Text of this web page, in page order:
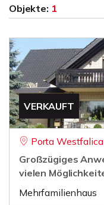
Objekte: 1
VERKAUFT
Porta
Großzügiges
vielen
Mehrfamilienhaus